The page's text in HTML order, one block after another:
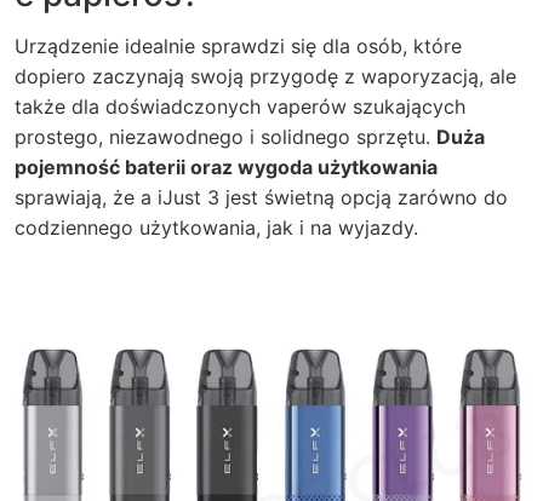
Urządzenie idealnie sprawdzi się dla osób, które
dopiero zaczynają swoją przygodę z waporyzacją, ale
także dla doświadczonych vaperów szukających
prostego, niezawodnego i solidnego sprzętu. Duża
pojemność baterii oraz wygoda użytkowania
sprawiają, że a iJust 3 jest świetną opcją zarówno do
codziennego użytkowania, jak i na wyjazdy.